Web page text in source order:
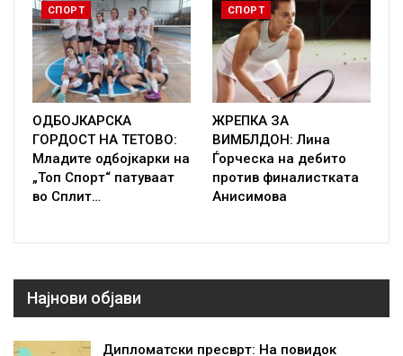
СПОРТ
ОДБОЈКАРСКА
ГОРДОСТ НА ТЕТОВО:
Младите одбојкарки на
„Топ Спорт“ патуваат
во Сплит…
СПОРТ
ЖРЕПКА ЗА
ВИМБЛДОН: Лина
Ѓорческа на дебито
против финалистката
Анисимова
Најнови објави
Дипломатски пресврт: На повидок